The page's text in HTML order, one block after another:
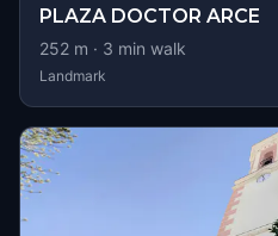
PLAZA DOCTOR ARCE
252 m · 3 min walk
Landmark